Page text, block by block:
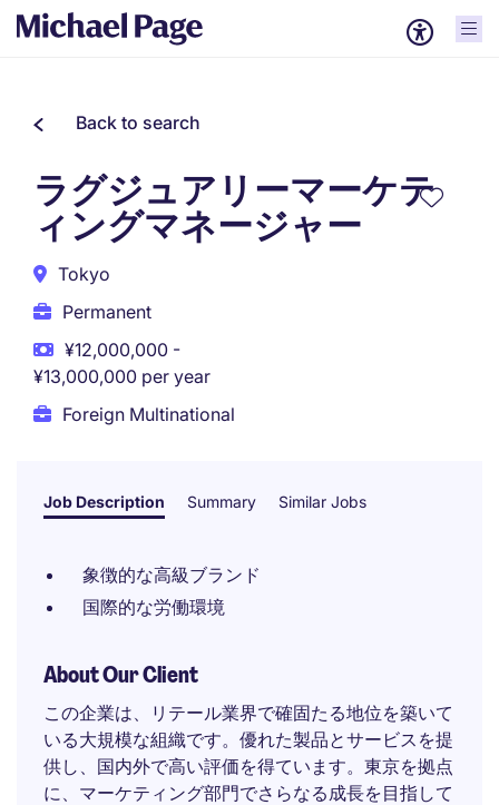
Back to search
ラグジュアリーマーケテ
ィングマネージャー
Tokyo
Permanent
¥12,000,000 -
¥13,000,000 per year
Foreign Multinational
Job Description Summary Similar Jobs
象徴的な高級ブランド
国際的な労働環境
About Our Client
この企業は、リテール業界で確固たる地位を築いて
いる大規模な組織です。優れた製品とサービスを提
供し、国内外で高い評価を得ています。東京を拠点
に、マーケティング部門でさらなる成長を目指して